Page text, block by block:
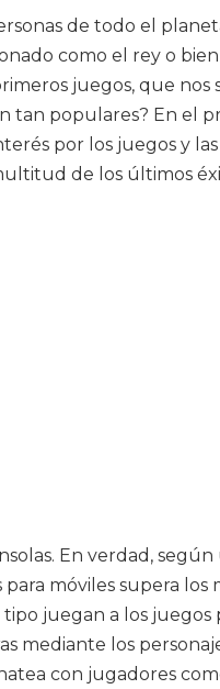
de todo el
como el rey o
juegos, que
populares? En el
por los juegos y
de los últimos
En verdad,
móviles supera
juegan a los
mediante los
con jugadores